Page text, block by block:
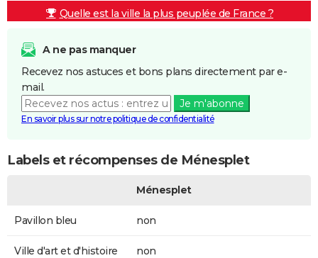
Quelle est la ville la plus peuplée de France ?
A ne pas manquer
Recevez nos astuces et bons plans directement par e-
mail.
Je m'abonne
En savoir plus sur notre politique de confidentialité
Labels et récompenses de Ménesplet
Ménesplet
Pavillon bleu non
Ville d'art et d'histoire non